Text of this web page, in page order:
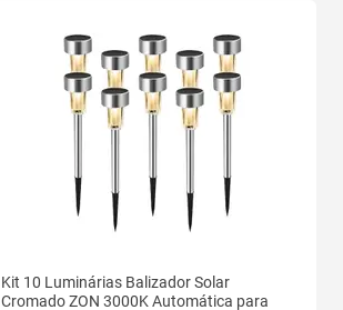
Kit 10 Luminárias Balizador Solar
Cromado ZON 3000K Automática para